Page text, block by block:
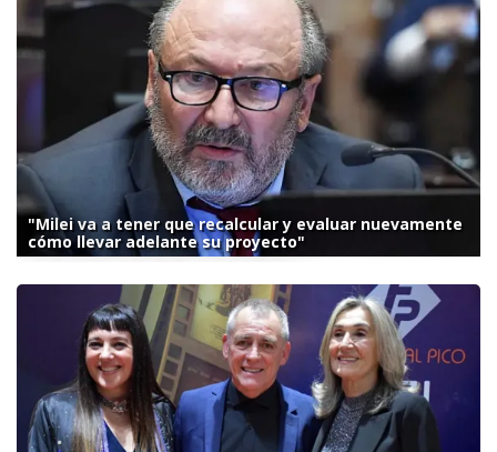
"Milei va a tener que recalcular y evaluar nuevamente
cómo llevar adelante su proyecto"